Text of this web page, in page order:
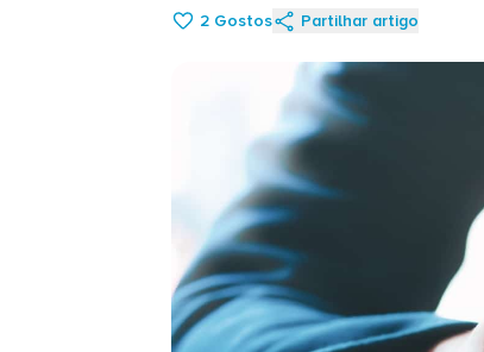
2 Gostos Partilhar artigo